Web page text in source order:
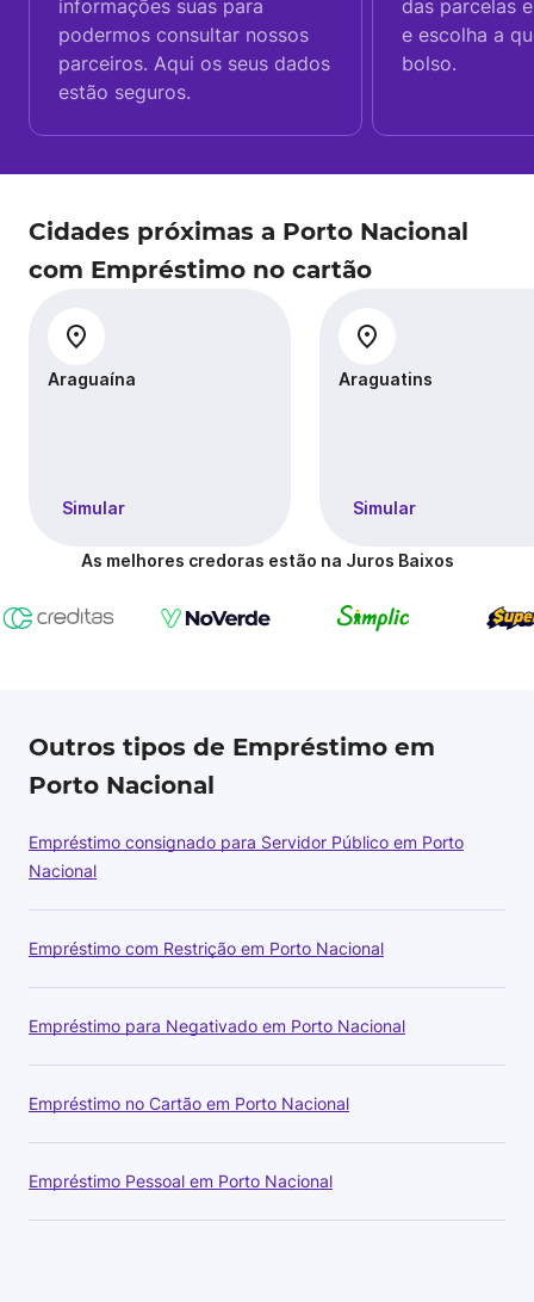
informações suas para
podermos consultar nossos
parceiros. Aqui os seus dados
estão seguros.
das parcelas
e escolha a
bolso.
Cidades próximas a Porto Nacional
com Empréstimo no cartão
Araguaína
Simular
Araguatins
Simular
As melhores credoras estão na Juros Baixos
Outros tipos de Empréstimo em
Porto Nacional
Empréstimo consignado para Servidor Público em Porto
Nacional
Empréstimo com Restrição em Porto Nacional
Empréstimo para Negativado em Porto Nacional
Empréstimo no Cartão em Porto Nacional
Empréstimo Pessoal em Porto Nacional